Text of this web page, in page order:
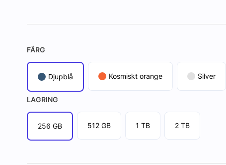
FÄRG
Djupblå Kosmiskt orange Silver
LAGRING
256 GB 512 GB 1 TB 2 TB